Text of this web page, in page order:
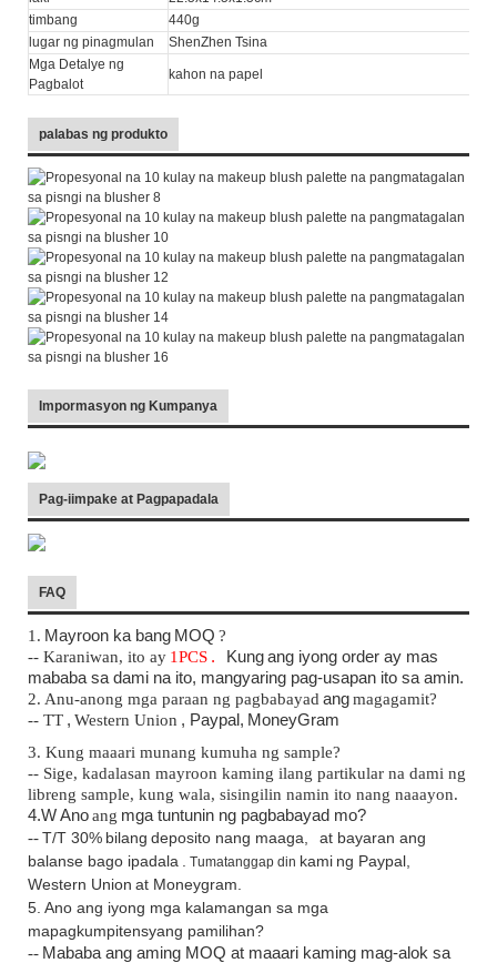
timbang
440g
lugar ng pinagmulan
ShenZhen Tsina
Mga Detalye ng
Pagbalot
kahon na papel
palabas ng produkto
Impormasyon ng Kumpanya
Pag-iimpake at Pagpapadala
FAQ
1. Mayroon ka bang MOQ ?
-- Karaniwan, ito ay 1PCS . Kungang iyong order ay mas
mababa sa dami na ito, mangyaring pag-usapan ito sa amin.
2. Anu-anong mga paraan ng pagbabayad angmagagamit?
-- TT , Western Union , Paypal, MoneyGram
3. Kung maaari munang kumuha ng sample?
-- Sige, kadalasan mayroon kaming ilang partikular na dami ng
libreng sample, kung wala, sisingilin namin ito nang naaayon.
4.WAnoang mga tuntunin ng pagbabayad mo?
--T/T 30% bilang deposito nang maaga,
at bayaran ang
balanse bago ipadala
Tumatanggap din kami ng Paypal,
Western Union at Moneygram.
5. Ano ang iyong mga kalamangan sa mga
mapagkumpitensyang pamilihan?
-- Mababa ang aming MOQ at maaari kaming mag-alok sa